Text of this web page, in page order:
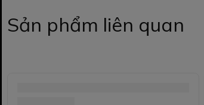
Sản phẩm liên quan